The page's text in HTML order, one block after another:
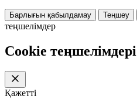
Барлығын қабылдамау Теңшеу
теңшелімдер
Cookie теңшелімдері
Қажетті